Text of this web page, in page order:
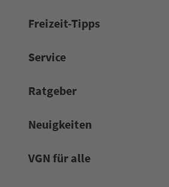
Frei­zeit-Tipps
Service
Rat­ge­ber
Neuigkeiten
VGN für alle